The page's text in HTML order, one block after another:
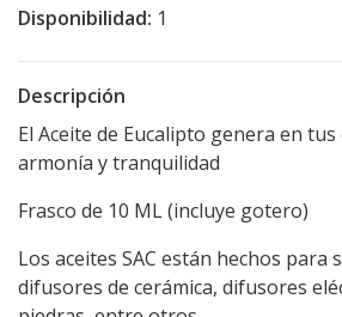
Disponibilidad: 1
Descripción
El Aceite de Eucalipto genera en tus
armonía y tranquilidad
Frasco de 10 ML (incluye gotero)
Los aceites SAC están hechos para
difusores de cerámica, difusores